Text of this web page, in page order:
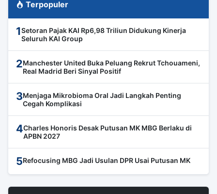
Terpopuler
1Setoran Pajak KAI Rp6,98 Triliun Didukung Kinerja
Seluruh KAI Group
2Manchester United Buka Peluang Rekrut Tchouameni,
Real Madrid Beri Sinyal Positif
3Menjaga Mikrobioma Oral Jadi Langkah Penting
Cegah Komplikasi
4Charles Honoris Desak Putusan MK MBG Berlaku di
APBN 2027
5Refocusing MBG Jadi Usulan DPR Usai Putusan MK